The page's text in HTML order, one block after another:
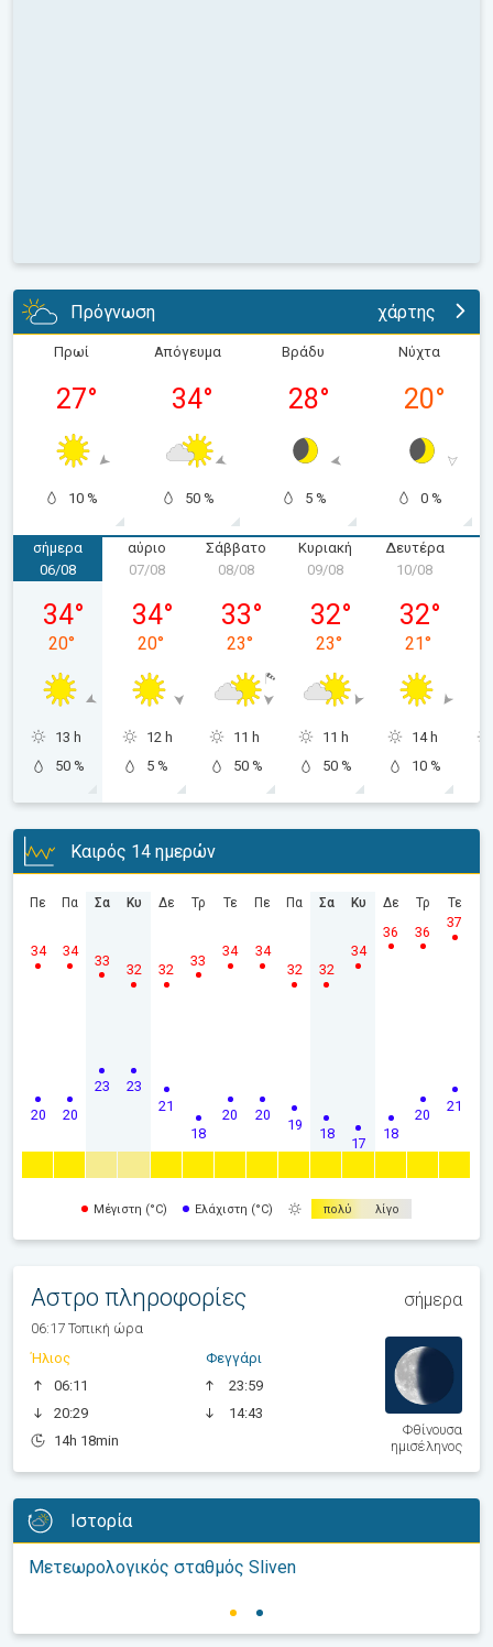
Πρόγνωση χάρτης
Πρωί
27°
10 %
Απόγευμα
34°
50 %
Βράδυ
28°
5 %
Νύχτα
20°
0 %
σήμερα
Πέμπτη 06/08
06/08
34°
20°
13 h
50 %
αύριο
Παρασκευή 07/08
07/08
34°
20°
12 h
5 %
Σάββατο
Σάββατο 08/08
08/08
33°
23°
11 h
50 %
Κυριακή
Κυριακή 09/08
09/08
32°
23°
11 h
50 %
Δευτέρα
10/08
32°
21°
14 h
10 %
Καιρός 14 ημερών
Πε
20
34
Πα
20
34
Σα
23
33
Κυ
23
32
Δε
21
32
Τρ
18
33
Τε
20
34
Πε
20
34
Πα
19
32
Σα
18
32
Κυ
17
34
Δε
18
36
Τρ
20
36
Τε
21
37
Μέγιστη (°C) Ελάχιστη (°C) πολύ λίγο
Αστρο πληροφορίες σήμερα
06:17 Τοπική ώρα
Ήλιος
06:11
20:29
14h 18min
Φεγγάρι
23:59
14:43
Φθίνουσα
ημισέληνος
Ιστορία
Μετεωρολογικός σταθμός Sliven